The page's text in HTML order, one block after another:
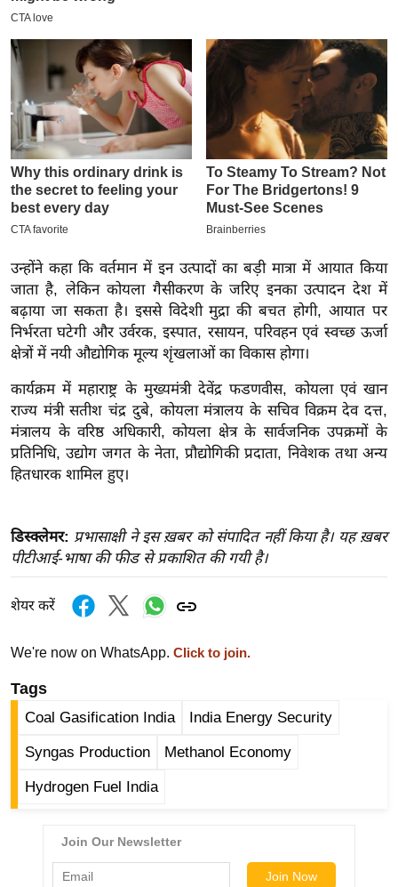
इ
ई
-
पे
प
र
मि
सा
ल
बे
मि
सा
ल
ख्सि
य
त
यं
डि
या
हि
ज
ग
टो
व
र्ल्ड
उन्होंने कहा कि वर्तमान में इन उत्पादों का बड़ी मात्रा में आयात किया
जाता है, लेकिन कोयला गैसीकरण के जरिए इनका उत्पादन देश में
बढ़ाया जा सकता है। इससे विदेशी मुद्रा की बचत होगी, आयात पर
निर्भरता घटेगी और उर्वरक, इस्पात, रसायन, परिवहन एवं स्वच्छ ऊर्जा
क्षेत्रों में नयी औद्योगिक मूल्य शृंखलाओं का विकास होगा।
कार्यक्रम में महाराष्ट्र के मुख्यमंत्री देवेंद्र फडणवीस, कोयला एवं खान
राज्य मंत्री सतीश चंद्र दुबे, कोयला मंत्रालय के सचिव विक्रम देव दत्त,
मंत्रालय के वरिष्ठ अधिकारी, कोयला क्षेत्र के सार्वजनिक उपक्रमों के
प्रतिनिधि, उद्योग जगत के नेता, प्रौद्योगिकी प्रदाता, निवेशक तथा अन्य
हितधारक शामिल हुए।
डिस्क्लेमर: प्रभासाक्षी ने इस ख़बर को संपादित नहीं किया है। यह ख़बर
पीटीआई-भाषा की फीड से प्रकाशित की गयी है।
शेयर करें
We're now on WhatsApp. Click to join.
Tags
Coal Gasification India India Energy Security
Syngas Production Methanol Economy
Hydrogen Fuel India